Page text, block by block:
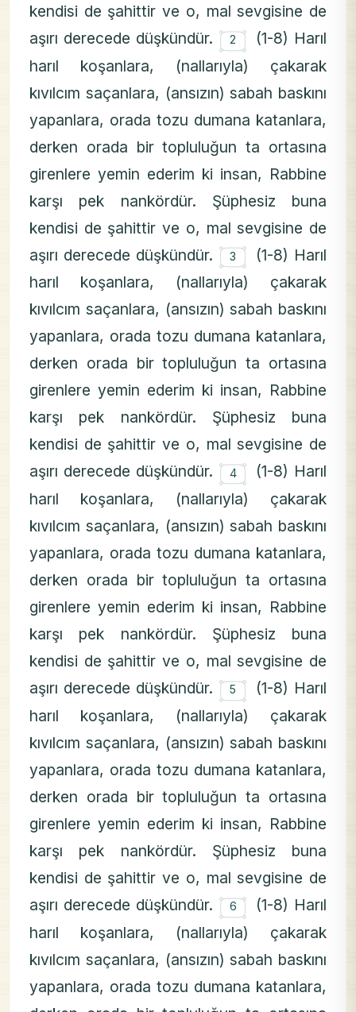
kendisi de şahittir ve o, mal sevgisine de
aşırı derecede düşkündür. ۝
2
(1-8) Harıl
harıl koşanlara, (nallarıyla) çakarak
kıvılcım saçanlara, (ansızın) sabah baskını
yapanlara, orada tozu dumana katanlara,
derken orada bir topluluğun ta ortasına
girenlere yemin ederim ki insan, Rabbine
karşı pek nankördür. Şüphesiz buna
kendisi de şahittir ve o, mal sevgisine de
aşırı derecede düşkündür. ۝
3
(1-8) Harıl
harıl koşanlara, (nallarıyla) çakarak
kıvılcım saçanlara, (ansızın) sabah baskını
yapanlara, orada tozu dumana katanlara,
derken orada bir topluluğun ta ortasına
girenlere yemin ederim ki insan, Rabbine
karşı pek nankördür. Şüphesiz buna
kendisi de şahittir ve o, mal sevgisine de
aşırı derecede düşkündür. ۝
4
(1-8) Harıl
harıl koşanlara, (nallarıyla) çakarak
kıvılcım saçanlara, (ansızın) sabah baskını
yapanlara, orada tozu dumana katanlara,
derken orada bir topluluğun ta ortasına
girenlere yemin ederim ki insan, Rabbine
karşı pek nankördür. Şüphesiz buna
kendisi de şahittir ve o, mal sevgisine de
aşırı derecede düşkündür. ۝
5
(1-8) Harıl
harıl koşanlara, (nallarıyla) çakarak
kıvılcım saçanlara, (ansızın) sabah baskını
yapanlara, orada tozu dumana katanlara,
derken orada bir topluluğun ta ortasına
girenlere yemin ederim ki insan, Rabbine
karşı pek nankördür. Şüphesiz buna
kendisi de şahittir ve o, mal sevgisine de
aşırı derecede düşkündür. ۝
6
(1-8) Harıl
harıl koşanlara, (nallarıyla) çakarak
kıvılcım saçanlara, (ansızın) sabah baskını
yapanlara, orada tozu dumana katanlara,